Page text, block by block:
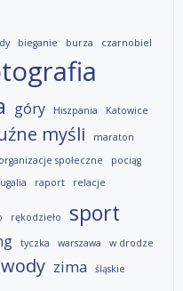
bieganie burza czarnobiel
góry Hiszpania Katowice
myśli
maraton
organizacje społeczne pociąg
raport relacje
rękodzieło sport
tyczka warszawa w drodze
zima śląskie